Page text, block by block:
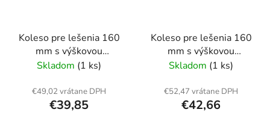
Koleso pre lešenia 160
mm s výškovou
reguláciou
Skladom (1 ks)
€49,02 vrátane DPH
€39,85
Koleso pre lešenia 160
mm s výškovou
reguláciou
Skladom (1 ks)
€52,47 vrátane DPH
€42,66